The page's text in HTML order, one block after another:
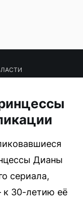
Дианы
сериала,
к 30-летию её